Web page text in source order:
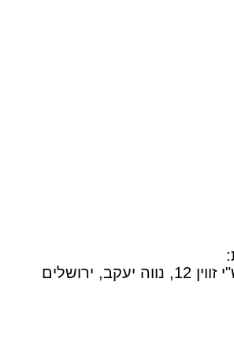
:
יעקב, ירושלים
אתגר צבעים - שחור
לבן